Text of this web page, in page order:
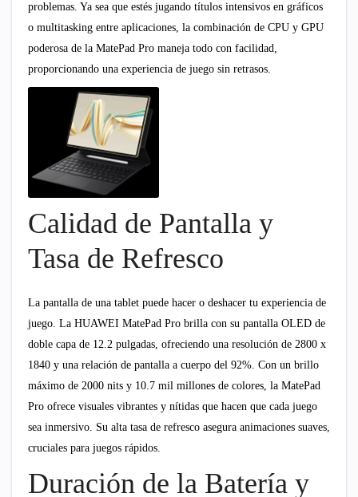
problemas. Ya sea que estés jugando títulos intensivos en gráficos
o multitasking entre aplicaciones, la combinación de CPU y GPU
poderosa de la MatePad Pro maneja todo con facilidad,
proporcionando una experiencia de juego sin retrasos.
Calidad de Pantalla y
Tasa de Refresco
La pantalla de una tablet puede hacer o deshacer tu experiencia de
juego. La HUAWEI MatePad Pro brilla con su pantalla OLED de
doble capa de 12.2 pulgadas, ofreciendo una resolución de 2800 x
1840 y una relación de pantalla a cuerpo del 92%. Con un brillo
máximo de 2000 nits y 10.7 mil millones de colores, la MatePad
Pro ofrece visuales vibrantes y nítidas que hacen que cada juego
sea inmersivo. Su alta tasa de refresco asegura animaciones suaves,
cruciales para juegos rápidos.
Duración de la Batería y